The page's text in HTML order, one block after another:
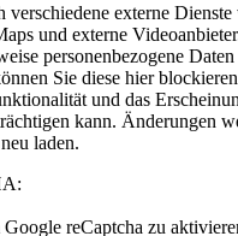
verschiedene externe
und externe
personenbezogene
Sie diese hier
und das
kann. Änderungen
laden.
reCaptcha zu